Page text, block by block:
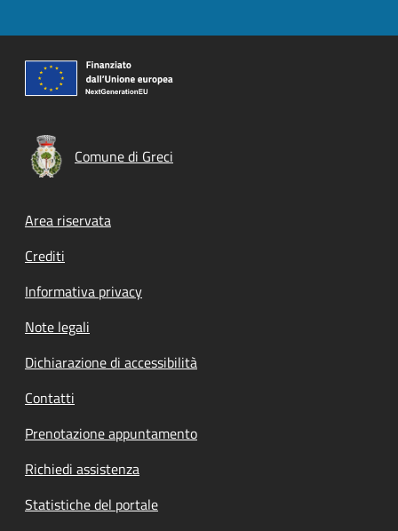
Comune di Greci
Footer menu
Area riservata
Crediti
Informativa privacy
Note legali
Dichiarazione di accessibilità
Contatti
Prenotazione appuntamento
Richiedi assistenza
Statistiche del portale